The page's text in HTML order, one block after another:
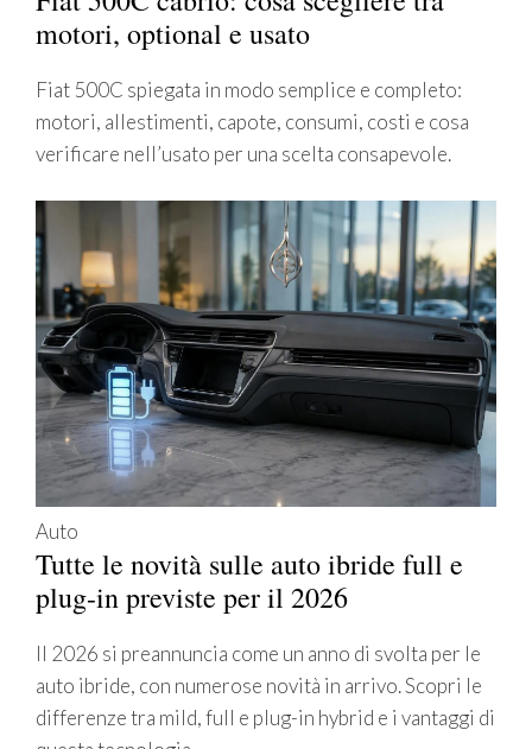
motori, optional e usato
Fiat 500C spiegata in modo semplice e completo:
motori, allestimenti, capote, consumi, costi e cosa
verificare nell’usato per una scelta consapevole.
Auto
Tutte le novità sulle auto ibride full e
plug-in previste per il 2026
Il 2026 si preannuncia come un anno di svolta per le
auto ibride, con numerose novità in arrivo. Scopri le
differenze tra mild, full e plug-in hybrid e i vantaggi di